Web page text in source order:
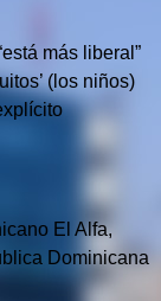
más liberal”
(los niños)
El Alfa,
Dominicana